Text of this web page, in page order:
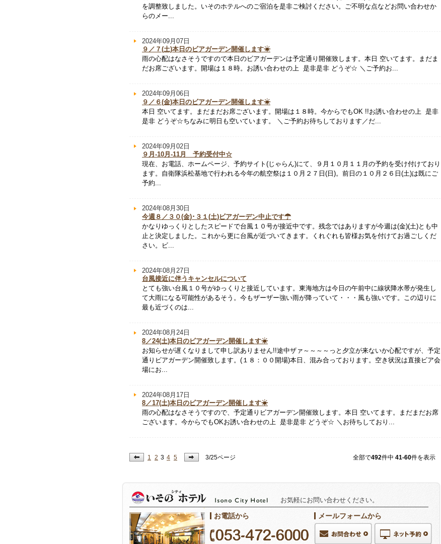
を調整致しました。いそのホテルへのご宿泊を是非ご検討ください。ご不明な点などお問い合わせか
らのメー...
2024年09月07日
９／７(土)本日のビアガーデン開催します☀
雨の心配はなさそうですので本日のビアガーデンは予定通り開催致します。本日 空いてます。まだま
だお席ございます。開場は１８時。お誘い合わせの上 是非是非 どうぞ☆ ＼ご予約お...
2024年09月06日
９／６(金)本日のビアガーデン開催します☀
本日 空いてます。まだまだお席ございます。開場は１８時。今からでもOK !!お誘い合わせの上 是非
是非 どうぞ☆ちなみに明日も空いています。 ＼ご予約お待ちしております／だ...
2024年09月02日
９月-10月-11月 予約受付中☆
現在、お電話、ホームページ、予約サイト(じゃらん)にて、９月１０月１１月の予約を受け付けており
ます。自衛隊浜松基地で行われる今年の航空祭は１０月２７日(日)。前日の１０月２６日(土)は既にご
予約...
2024年08月30日
今週８／３０(金)･３１(土)ビアガーデン中止です☂
かなりゆっくりとしたスピードで台風１０号が接近中です。残念ではありますが今週は(金)(土)とも中
止と決定しました。これから更に台風が近づいてきます。くれぐれも皆様お気を付けてお過ごしくだ
さい。ビ...
2024年08月27日
台風接近に伴うキャンセルについて
とても強い台風１０号がゆっくりと接近しています。東海地方は今日の午前中に線状降水帯が発生し
て大雨になる可能性があるそう。今もザーザー強い雨が降っていて・・・風も強いです。この辺りに
最も近づくのは...
2024年08月24日
8／24(土)本日のビアガーデン開催します☀
お知らせが遅くなりまして申し訳ありません!!途中ザァ～～～～っと夕立が来ないか心配ですが、予定
通りビアガーデン開催致します。(１８：００開場)本日、混み合っております。空き状況は直接ビア会
場にお...
2024年08月17日
8／17(土)本日のビアガーデン開催します☀
雨の心配はなさそうですので、予定通りビアガーデン開催致します。本日 空いてます。まだまだお席
ございます。今からでもOKお誘い合わせの上 是非是非 どうぞ☆ ＼お待ちしており...
1 2 3 4 5 3/25ページ 全部で492件中 41-60件を表示
お気軽にお問い合わせください。
お電話から メールフォームから